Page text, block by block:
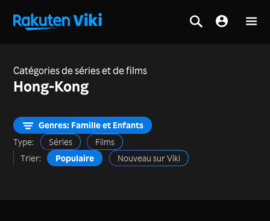
Catégories de séries et de films
Hong-Kong
Genres: Famille et Enfants
Type:
Séries
Films
Trier:
Populaire Nouveau sur Viki